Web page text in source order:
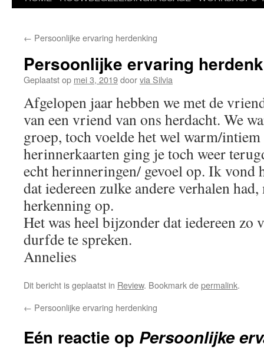
← Persoonlijke ervaring herdenking
Persoonlijke ervaring
Geplaatst op mei 3, 2019doorvia Silvia
Afgelopen jaar hebben we met de
van een vriend van ons herdacht. We
groep, toch voelde het wel warm/
herinnerkaarten ging je toch weer
echt herinneringen/ gevoel op. Ik vond
dat iedereen zulke andere verhalen
herkenning op.
Het was heel bijzonder dat iedereen zo
durfde te spreken.
Annelies
Dit bericht is geplaatst in Review. Bookmark depermalink.
← Persoonlijke ervaring herdenking
Eén reactie op Persoonlijke